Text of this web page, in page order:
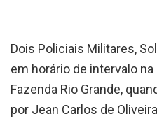
Dois Policiais Militares,
em horário de intervalo
Fazenda Rio Grande,
por Jean Carlos de